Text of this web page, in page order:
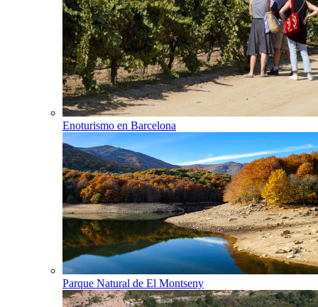
Enoturismo en Barcelona
Parque Natural de El Montseny